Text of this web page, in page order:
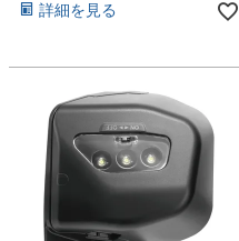
詳細を見る